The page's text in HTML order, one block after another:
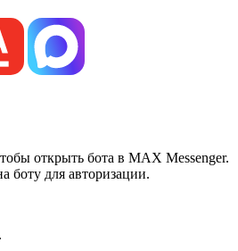
открыть бота в MAX Messenger.
боту для авторизации.